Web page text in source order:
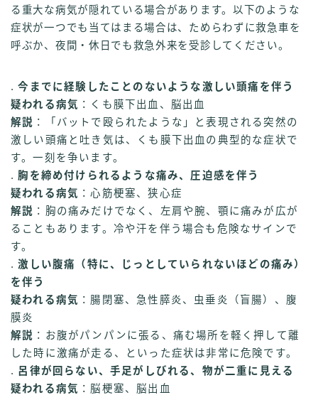
る重大な病気が隠れている場合があります。以下のような
症状が一つでも当てはまる場合は、ためらわずに救急車を
呼ぶか、夜間・休日でも救急外来を受診してください。
.今までに経験したことのないような激しい頭痛を伴う
疑われる病気 ：くも膜下出血、脳出血
解説 ：「バットで殴られたような」と表現される突然の
激しい頭痛と吐き気は、くも膜下出血の典型的な症状で
す。一刻を争います。
. 胸を締め付けられるような痛み、圧迫感を伴う
疑われる病気 ：心筋梗塞、狭心症
解説 ：胸の痛みだけでなく、左肩や腕、顎に痛みが広が
ることもあります。冷や汗を伴う場合も危険なサインで
す。
.激しい腹痛（特に、じっとしていられないほどの痛み）
を伴う
疑われる病気 ：腸閉塞、急性膵炎、虫垂炎（盲腸）、腹
膜炎
解説 ：お腹がパンパンに張る、痛む場所を軽く押して離
した時に激痛が走る、といった症状は非常に危険です。
. 呂律が回らない、手足がしびれる、物が二重に見える
疑われる病気 ：脳梗塞、脳出血